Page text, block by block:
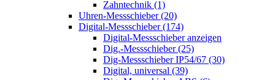
Zahntechnik (1)
Uhren-Messschieber (20)
Digital-Messschieber (174)
Digital-Messschieber anzeigen
Dig.-Messschieber (25)
Dig-Messschieber IP54/67 (30)
Digital, universal (39)